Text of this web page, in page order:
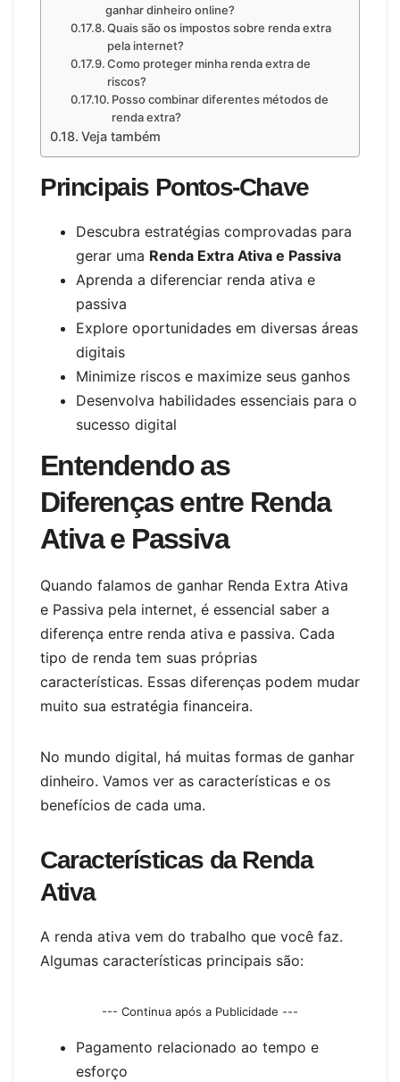
ganhar dinheiro online?
Quais são os impostos sobre renda extra
pela internet?
Como proteger minha renda extra de
riscos?
Posso combinar diferentes métodos de
renda extra?
Veja também
Principais Pontos-Chave
Descubra estratégias comprovadas para
gerar uma Renda Extra Ativa e Passiva
Aprenda a diferenciar renda ativa e
passiva
Explore oportunidades em diversas áreas
digitais
Minimize riscos e maximize seus ganhos
Desenvolva habilidades essenciais para o
sucesso digital
Entendendo as
Diferenças entre Renda
Ativa e Passiva
Quando falamos de ganhar Renda Extra Ativa
e Passiva pela internet, é essencial saber a
diferença entre renda ativa e passiva. Cada
tipo de renda tem suas próprias
características. Essas diferenças podem mudar
muito sua estratégia financeira.
No mundo digital, há muitas formas de ganhar
dinheiro. Vamos ver as características e os
benefícios de cada uma.
Características da Renda
Ativa
A renda ativa vem do trabalho que você faz.
Algumas características principais são:
--- Continua após a Publicidade ---
Pagamento relacionado ao tempo e
esforço